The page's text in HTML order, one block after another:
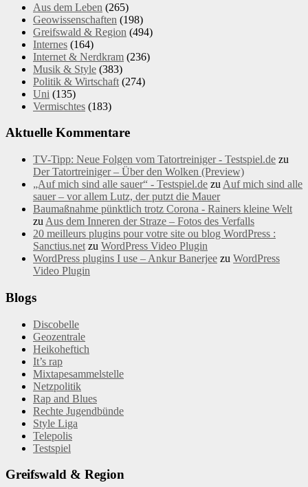
Aus dem Leben (265)
Geowissenschaften (198)
Greifswald & Region (494)
Internes (164)
Internet & Nerdkram (236)
Musik & Style (383)
Politik & Wirtschaft (274)
Uni (135)
Vermischtes (183)
Aktuelle Kommentare
TV-Tipp: Neue Folgen vom Tatortreiniger - Testspiel.de zu
Der Tatortreiniger – Über den Wolken (Preview)
„Auf mich sind alle sauer“ - Testspiel.de zu Auf mich sind alle
sauer – vor allem Lutz, der putzt die Mauer
Baumaßnahme pünktlich trotz Corona - Rainers kleine Welt
zu Aus dem Inneren der Straze – Fotos des Verfalls
20 meilleurs plugins pour votre site ou blog WordPress :
Sanctius.net zu WordPress Video Plugin
WordPress plugins I use – Ankur Banerjee zu WordPress
Video Plugin
Blogs
Discobelle
Geozentrale
Heikoheftich
It’s rap
Mixtapesammelstelle
Netzpolitik
Rap and Blues
Rechte Jugendbünde
Style Liga
Telepolis
Testspiel
Greifswald & Region